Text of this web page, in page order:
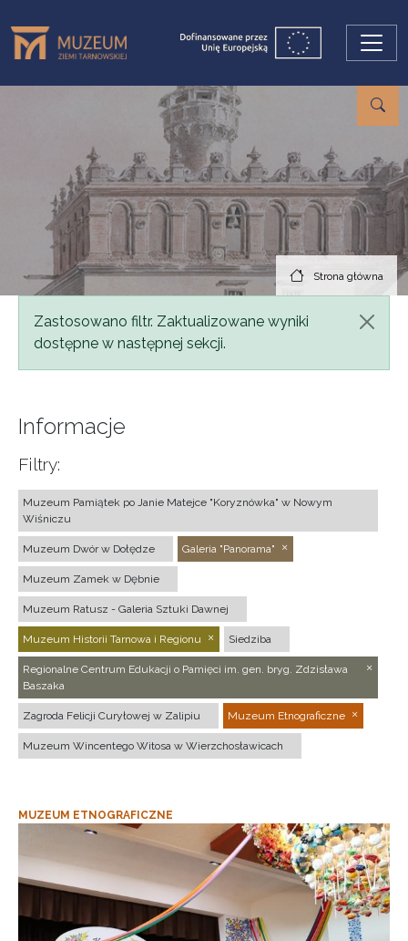
Strona główna
Komunikat
Zastosowano filtr. Zaktualizowane wyniki
dostępne w następnej sekcji.
Informacje
Filtry:
Muzeum Pamiątek po Janie Matejce "Koryznówka" w Nowym
Wiśniczu
Muzeum Dwór w Dołędze Galeria "Panorama"
Muzeum Zamek w Dębnie
Muzeum Ratusz - Galeria Sztuki Dawnej
Muzeum Historii Tarnowa i Regionu Siedziba
Regionalne Centrum Edukacji o Pamięci im. gen. bryg. Zdzisława
Baszaka
Zagroda Felicji Curyłowej w Zalipiu Muzeum Etnograficzne
Muzeum Wincentego Witosa w Wierzchosławicach
MUZEUM ETNOGRAFICZNE